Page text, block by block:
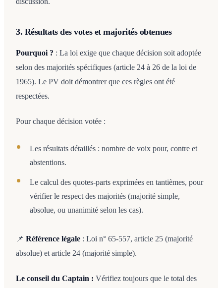
3. Résultats des votes et majorités obtenues
Pourquoi ? : La loi exige que chaque décision soit adoptée
selon des majorités spécifiques (article 24 à 26 de la loi de
1965). Le PV doit démontrer que ces règles ont été
respectées.
Pour chaque décision votée :
Les résultats détaillés : nombre de voix pour, contre et
abstentions.
Le calcul des quotes-parts exprimées en tantièmes, pour
vérifier le respect des majorités (majorité simple,
absolue, ou unanimité selon les cas).
📌 Référence légale : Loi n° 65-557, article 25 (majorité
absolue) et article 24 (majorité simple).
Le conseil du Captain : Vérifiez toujours que le total des